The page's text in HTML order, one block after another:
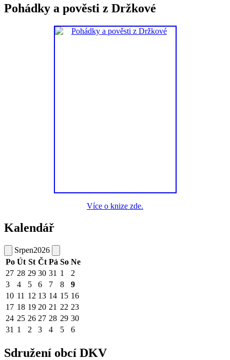
Pohádky a pověsti z Držkové
Více o knize zde.
Kalendář
Srpen2026
Po Út St Čt Pá So Ne
27 28 29 30 31 1
2
3
4 5 6 7 8
9
10 11 12 13 14 15 16
17 18 19 20 21 22 23
24 25 26 27 28 29 30
31 1 2 3 4 5 6
Sdružení obcí DKV